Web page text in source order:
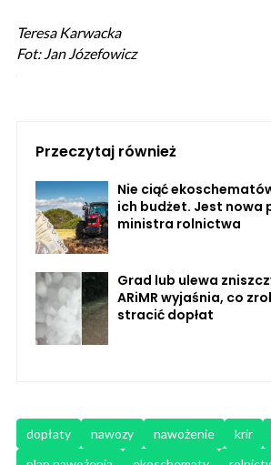
Teresa Karwacka
Fot: Jan Józefowicz
Przeczytaj również
Nie ciąć
ich budżet. Jest nowa
ministra rolnictwa
Grad lub ulewa
ARiMR wyjaśnia, co
stracić dopłat
dopłaty nawozy nawożenie krir